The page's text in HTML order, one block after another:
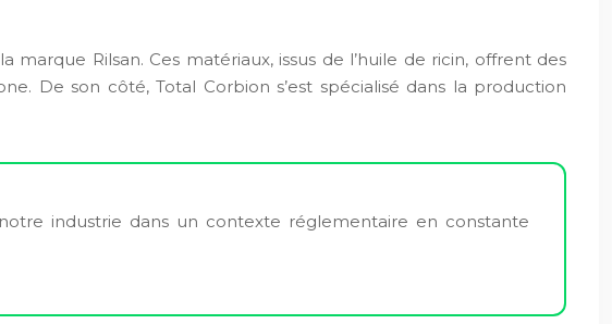
Rilsan. Ces matériaux, issus de l’huile de ricin, offrent des
De son côté, Total Corbion s’est spécialisé dans la production
industrie dans un contexte réglementaire en constante